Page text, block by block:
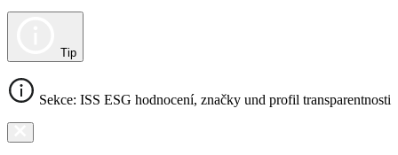
Tip
Sekce: ISS ESG hodnocení, značky und profil transparentnosti